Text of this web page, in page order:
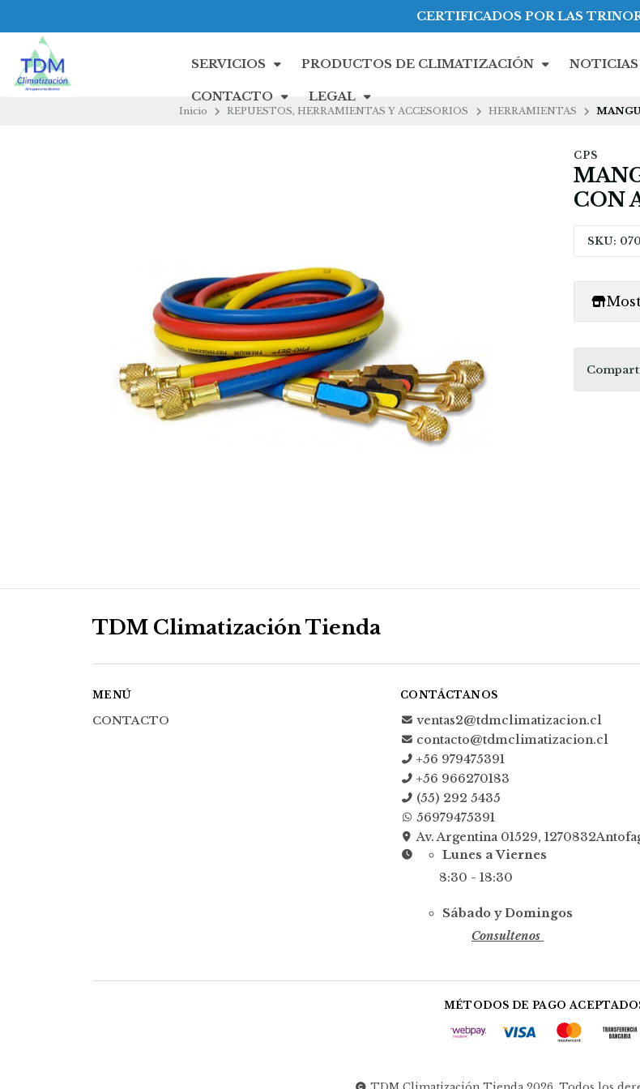
SERVICIOS PRODUCTOS DE CLIMATIZACIÓN
CONTACTO LEGAL
CERTIFICADOS POR LAS
Inicio REPUESTOS, HERRAMIENTAS Y ACCESORIOS HERRAMIENTAS
CPS
CON
SKU:
TDM Climatización Tienda
MENÚ
CONTACTO
CONTÁCTANOS
ventas2@tdmclimatizacion.cl
contacto@tdmclimatizacion.cl
+56 979475391
+56 966270183
(55) 292 5435
56979475391
Av. Argentina 01529,
Lunes a Viernes
8:30 - 18:30
Sábado y Domingos
Consultenos
MÉTODOS DE PAGO